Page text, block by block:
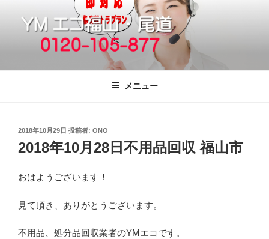
福山市で格安の不用品回収、買取、処
分は粗大ごみ処分、廃品回収も対応の
引っ越しゴミ・粗大ゴミの片付けをいたします
メニュー
投
日:
2018年10月29日 投稿者: ONO
2018年10月28日不用品回収 福山市
おはようございます！
見て頂き、ありがとうございます。
不用品、処分品回収業者のYMエコです。